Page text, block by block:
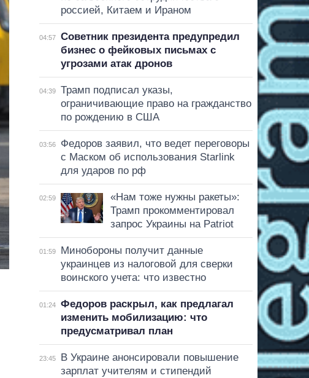
россией, Китаем и Ираном
04:57
Советник президента предупредил
бизнес о фейковых письмах с
угрозами атак дронов
04:39
Трамп подписал указы,
ограничивающие право на гражданство
по рождению в США
03:56
Федоров заявил, что ведет переговоры
с Маском об использования Starlink
для ударов по рф
02:59
«Нам тоже нужны ракеты»:
Трамп прокомментировал
запрос Украины на Patriot
01:59
Минобороны получит данные
украинцев из налоговой для сверки
воинского учета: что известно
01:24
Федоров раскрыл, как предлагал
изменить мобилизацию: что
предусматривал план
23:45
В Украине анонсировали повышение
зарплат учителям и стипендий